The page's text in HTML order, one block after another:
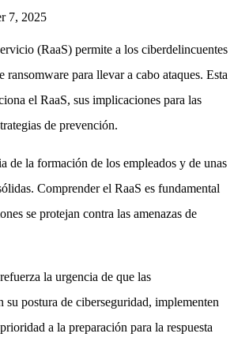
7, 2025
(RaaS) permite a los ciberdelincuentes
ransomware para llevar a cabo ataques. Esta
el RaaS, sus implicaciones para las
de prevención.
de la formación de los empleados y de unas
Comprender el RaaS es fundamental
se protejan contra las amenazas de
la urgencia de que las
su postura de ciberseguridad, implementen
a la preparación para la respuesta